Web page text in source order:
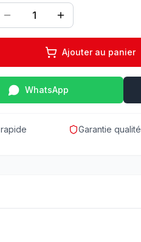
1
Ajouter au panier
WhatsApp
Garantie qualité